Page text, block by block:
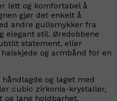
lett og komfortabel å
gjør det enkelt å
andre gullsmykker fra
elegant stil. Øredobbene
statement, eller
og armbånd for en
og laget med
cubic zirkonia-krystaller,
og lang holdbarhet.